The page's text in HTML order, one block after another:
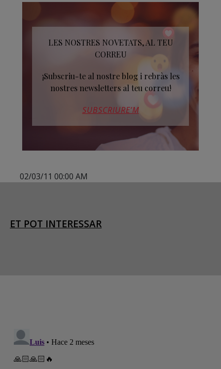
LES NOSTRES NOVETATS, AL TEU
CORREU
¡Subscriu-te al nostre blog i rebràs les
nostres newsletters al teu correu!
SUBSCRIURE’M
02/03/11 00:00 AM
ET POT INTERESSAR